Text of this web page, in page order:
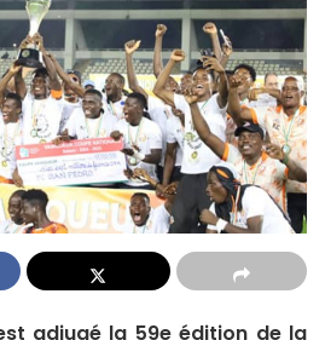
adjugé la 59e édition de la